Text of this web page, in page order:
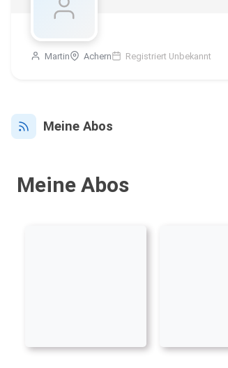
Martin Achern Registriert Unbekannt
Meine Abos
Meine Abos